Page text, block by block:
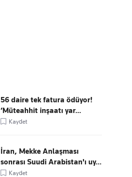
56 daire tek fatura ödüyor!
‘Müteahhit inşaatı yar...
Kaydet
İran, Mekke Anlaşması
sonrası Suudi Arabistan'ı uy...
Kaydet